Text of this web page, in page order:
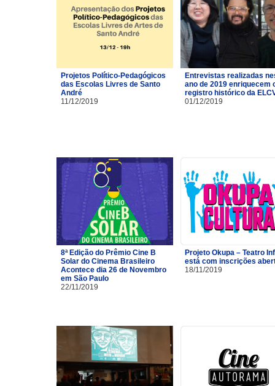
Projetos Político-Pedagógicos
das Escolas Livres de Santo
André
11/12/2019
Entrevistas realizadas
ano de 2019 enriquecem
registro histórico da
01/12/2019
8ª Edição do Prêmio Cine B
Solar do Cinema Brasileiro
Acontece dia 26 de Novembro
em São Paulo
22/11/2019
Projeto Okupa – Teatro
está com inscrições
18/11/2019